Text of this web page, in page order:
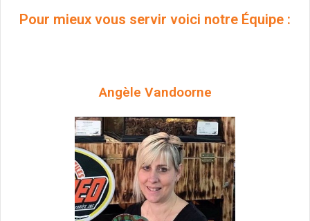
Pour mieux vous servir voici notre Équipe :
Angèle Vandoorne